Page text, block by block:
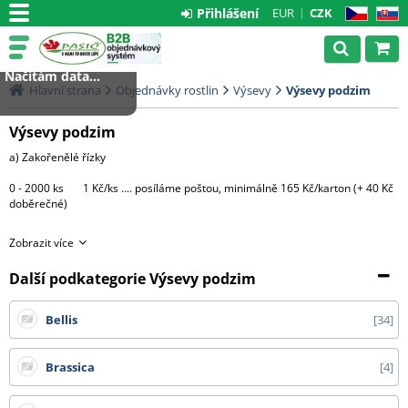
CZ SK
EUR CZK
Přihlášení
Hlavní strana Objednávky rostlin Výsevy Výsevy podzim
Výsevy podzim
a) Zakořenělé řízky
0 - 2000 ks 1 Kč/ks .... posíláme poštou, minimálně 165 Kč/karton (+ 40 Kč
doběrečné)
c) Hotové rostliny v květináčích
Morava - 1 CC ....... 500 Kč + DPH
Čechy, Slovensko - doprava na dotaz
Zobrazit více
Další podkategorie Výsevy podzim
Bellis 34
Brassica 4
Načítám data...